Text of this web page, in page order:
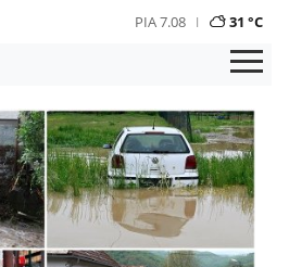
PIA 7.08 31 °C